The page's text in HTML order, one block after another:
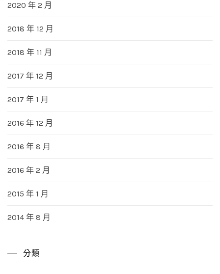
2020 年 2 月
2018 年 12 月
2018 年 11 月
2017 年 12 月
2017 年 1 月
2016 年 12 月
2016 年 8 月
2016 年 2 月
2015 年 1 月
2014 年 8 月
分類